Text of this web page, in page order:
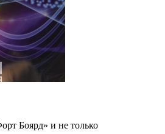
Боярд» и не только